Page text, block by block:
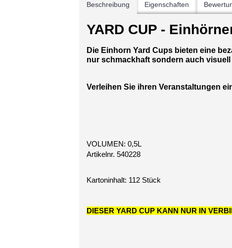
Beschreibung Eigenschaften
YARD CUP -
Die Einhorn Yard Cups bieten eine
nur schmackhaft sondern auch
Verleihen Sie ihren Veranstaltungen
VOLUMEN: 0,5L
Artikelnr. 540228
Kartoninhalt: 112 Stück
DIESER YARD CUP KANN NUR IN